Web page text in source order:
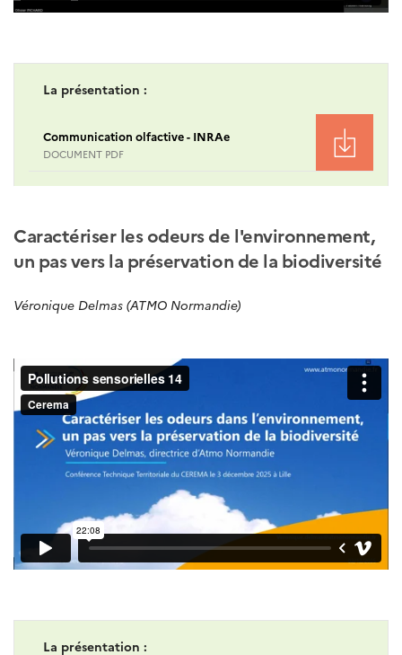
La présentation :
Communication olfactive - INRAe
DOCUMENT PDF
Caractériser les odeurs de l'environnement,
un pas vers la préservation de la biodiversité
Véronique Delmas (ATMO Normandie)
La présentation :